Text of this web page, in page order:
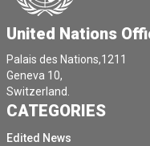
United Nations
Palais des Nations,1211
Geneva 10,
Switzerland.
CATEGORIES
Edited News